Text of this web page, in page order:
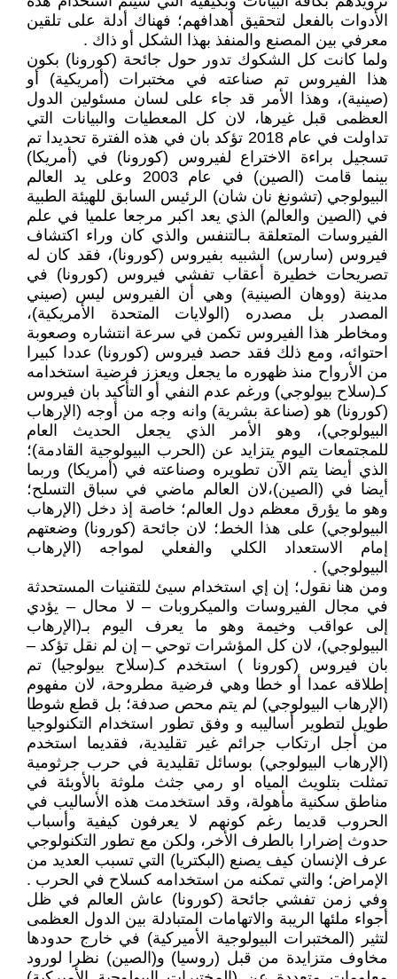
الأدوات بالفعل لتحقيق أهدافهم؛ فهناك أدلة على تلقين
معرفي بين المصنع والمنفذ بهذا الشكل أو ذاك .
ولما كانت كل الشكوك تدور حول جائحة (كورونا) بكون
هذا الفيروس تم صناعته في مختبرات (أمريكية) أو
(صينية)، وهذا الأمر قد جاء على لسان مسئولين الدول
العظمى قبل غيرها، لان كل المعطيات والبيانات التي
تداولت في عام 2018 تؤكد بان في هذه الفترة تحديدا تم
تسجيل براءة الاختراع لفيروس (كورونا) في (أمريكا)
بينما قامت (الصين) في عام 2003 وعلى يد العالم
البيولوجي (تشونغ نان شان) الرئيس السابق للهيئة الطبية
في (الصين والعالم) الذي يعد اكبر مرجعا علميا في علم
الفيروسات المتعلقة بـالتنفس والذي كان وراء اكتشاف
فيروس (سارس) الشبيه بفيروس (كورونا)، فقد كان له
تصريحات خطيرة أعقاب تفشي فيروس (كورونا) في
مدينة (ووهان الصينية) وهي أن الفيروس ليس (صيني
المصدر بل مصدره (الولايات المتحدة الأمريكية)،
ومخاطر هذا الفيروس تكمن في سرعة انتشاره وصعوبة
احتوائه، ومع ذلك فقد حصد فيروس (كورونا) عددا كبيرا
من الأرواح منذ ظهوره ما يجعل ويعزز فرضية استخدامه
كـ(سلاح بيولوجي) ورغم عدم النفي أو التأكيد بان فيروس
(كورونا) هو (صناعة بشرية) وانه وجه من أوجه (الإرهاب
البيولوجي)، وهو الأمر الذي يجعل الحديث العام
للمجتمعات اليوم يتزايد عن (الحرب البيولوجية القادمة)؛
الذي أيضا يتم الآن تطويره وصناعته في (أمريكا) وربما
أيضا في (الصين)،لان العالم ماضي في سباق التسلح؛
وهو ما يؤرق معظم دول العالم؛ خاصة إذ دخل (الإرهاب
البيولوجي) على هذا الخط؛ لان جائحة (كورونا) وضعتهم
إمام الاستعداد الكلي والفعلي لمواجه (الإرهاب
البيولوجي) .
ومن هنا نقول؛ إن إي استخدام سيئ للتقنيات المستحدثة
في مجال الفيروسات والميكروبات – لا محال – يؤدي
إلى عواقب وخيمة وهو ما يعرف اليوم بـ(الإرهاب
البيولوجي)، لان كل المؤشرات توحي – إن لم نقل تؤكد –
بان فيروس (كورونا ) استخدم كـ(سلاح بيولوجيا) تم
إطلاقه عمدا أو خطا وهي فرضية مطروحة، لان مفهوم
(الإرهاب البيولوجي) لم يتم محص صدفة؛ بل قطع شوطا
طويل لتطوير أساليبه و وفق تطور استخدام التكنولوجيا
من أجل ارتكاب جرائم غير تقليدية، فقديما استخدم
(الإرهاب البيولوجي) بوسائل تقليدية في حرب جرثومية
تمثلت بتلويث المياه او رمي جثث ملوثة بالأوبئة في
مناطق سكنية مأهولة، وقد استخدمت هذه الأساليب في
الحروب قديما رغم كونهم لا يعرفون كيفية وأسباب
حدوث إضرارا بالطرف الأخر، ولكن مع تطور التكنولوجي
عرف الإنسان كيف يصنع (البكتريا) التي تسبب العديد من
الإمراض؛ والتي تمكنه من استخدامه كسلاح في الحرب .
وفي زمن تفشي جائحة (كورونا) عاش العالم في ظل
أجواء ملئها الريبة والاتهامات المتبادلة بين الدول العظمى
لتثير (المختبرات البيولوجية الأميركية) في خارج حدودها
مخاوف متزايدة من قبل (روسيا) و(الصين) نظرا لورود